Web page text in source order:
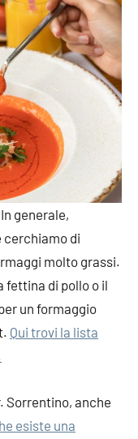
generale,
cerchiamo di
molto grassi.
fettina di pollo o il
un formaggio
Qui trovi la lista
Sorrentino, anche
esiste una